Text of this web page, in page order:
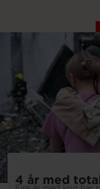
hovedindhold
Støt
Bliv frivillig
Vores indsatser
4 år med